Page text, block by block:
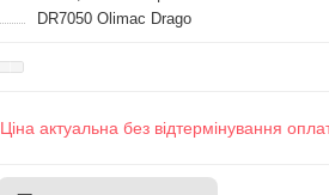
DR7050 Olimac Drago
Ціна актуальна без відтермінування